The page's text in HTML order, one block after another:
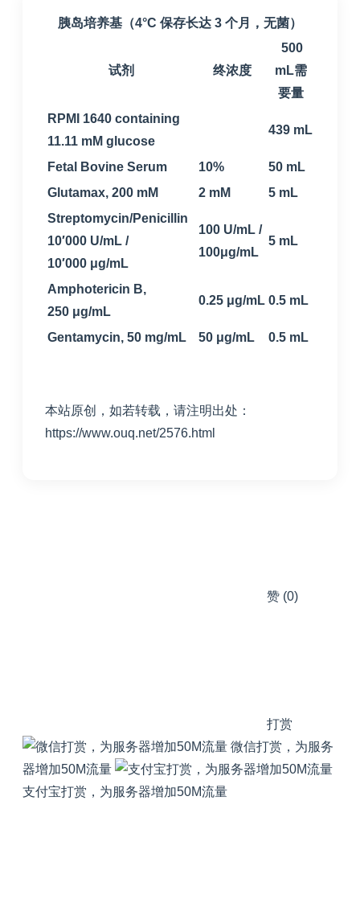
胰岛培养基（4°C 保存长达 3 个月，无菌）
试剂 终浓度
500
mL需
要量
RPMI 1640 containing
11.11 mM glucose
439 mL
Fetal Bovine Serum 10%
50 mL
Glutamax, 200 mM
2 mM
5 mL
Streptomycin/Penicillin
10′000 U/mL /
10′000 μg/mL
100 U/mL /
100μg/mL
5 mL
Amphotericin B,
250 μg/mL
0.25 μg/mL 0.5 mL
Gentamycin, 50 mg/mL 50 μg/mL 0.5 mL
本站原创，如若转载，请注明出处：
https://www.ouq.net/2576.html
赞 (0)
打赏
微信打赏，为服务
器增加50M流量
支付宝打赏，为服务器增加50M流量